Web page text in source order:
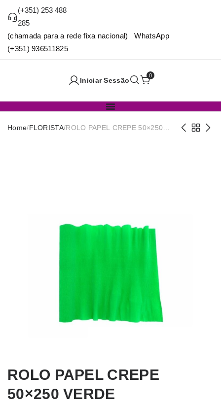
(+351) 253 488
285
(chamada para a rede fixa nacional) WhatsApp
(+351) 936511825
Iniciar Sessão
0
Home/FLORISTA/ROLO PAPEL CREPE 50×250
ROLO PAPEL CREPE
50×250 VERDE